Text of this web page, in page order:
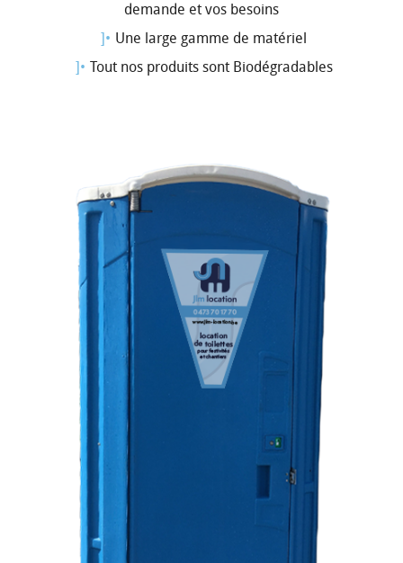
demande et vos besoins
Une large gamme de matériel
Tout nos produits sont Biodégradables